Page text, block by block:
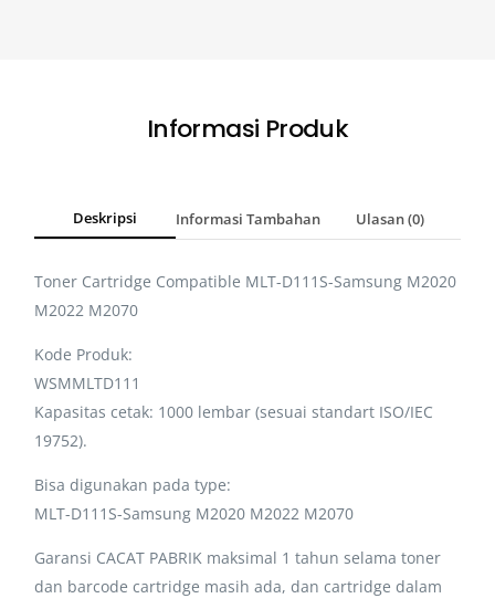
Informasi Produk
Deskripsi Informasi Tambahan Ulasan (0)
Toner Cartridge Compatible MLT-D111S-Samsung M2020
M2022 M2070
Kode Produk:
WSMMLTD111
Kapasitas cetak: 1000 lembar (sesuai standart ISO/IEC
19752).
Bisa digunakan pada type:
MLT-D111S-Samsung M2020 M2022 M2070
Garansi CACAT PABRIK maksimal 1 tahun selama toner
dan barcode cartridge masih ada, dan cartridge dalam